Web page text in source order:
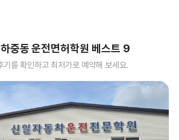
중동운전면허학원 베스트 9
기를 확인하고 최저가로 예약해 보세요.